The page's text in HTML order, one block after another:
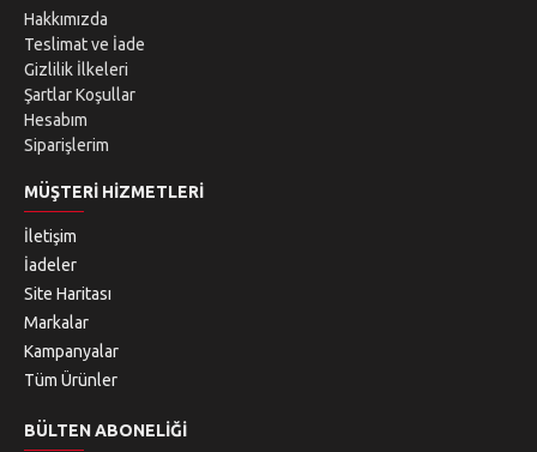
Hakkımızda
Teslimat ve İade
Gizlilik İlkeleri
Şartlar Koşullar
Hesabım
Siparişlerim
MÜŞTERI HIZMETLERI
İletişim
İadeler
Site Haritası
Markalar
Kampanyalar
Tüm Ürünler
BÜLTEN ABONELIĞI